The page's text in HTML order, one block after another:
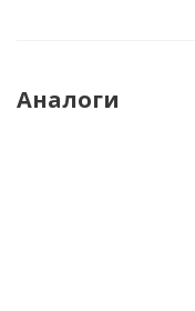
Аналоги